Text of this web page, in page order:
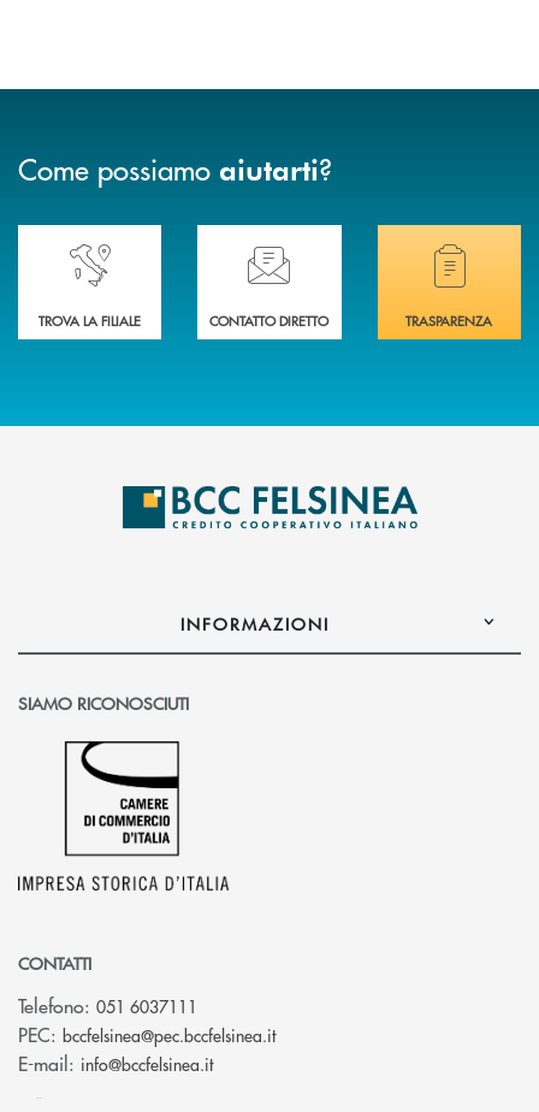
Come possiamo aiutarti?
Accedi all' elenco completo delle nostre&nbsp; filiali .
TROVA LA FILIALE
Ti serve assistenza immediata? Contattaci!
CONTATTO DIRETTO
Hai bisogno di
TRASPARENZA
INFORMAZIONI
SIAMO RICONOSCIUTI
CONTATTI
Telefono: 051 6037111
PEC: bccfelsinea@pec.bccfelsinea.it(si apre l’app di posta
E-mail: info@bccfelsinea.it(si apre l’app di posta elettronica)